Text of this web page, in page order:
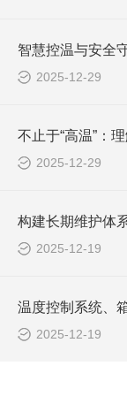
2025-12-29
2025-12-29
2025-12-19
2025-12-19